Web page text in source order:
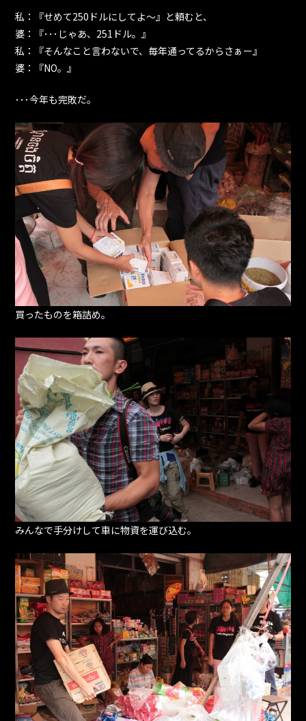
私：『せめて250ドルにしてよ～』と頼むと、
婆：『･･･じゃあ、251ドル。』
私：『そんなこと言わないで、毎年通ってるからさぁー』
婆：『NO。』
･･･今年も完敗だ。
買ったものを箱詰め。
みんなで手分けして車に物資を運び込む。